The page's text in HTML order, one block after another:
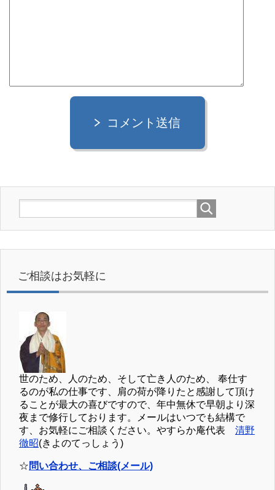
コメント送信
ご相談はお気軽に
世のため、人のため、そして亡き人のため、 奉仕す
るのが私の仕事です、肩の荷が降りたと感謝して頂け
ることが最大の喜びですので、年中無休で早朝より深
夜まで修行しております。メールはいつでも結構で
す、お気軽にご相談ください。やすらか庵代表 清野
徹昭(きよのてっしょう)
☆問い合わせ、ご相談(メール)